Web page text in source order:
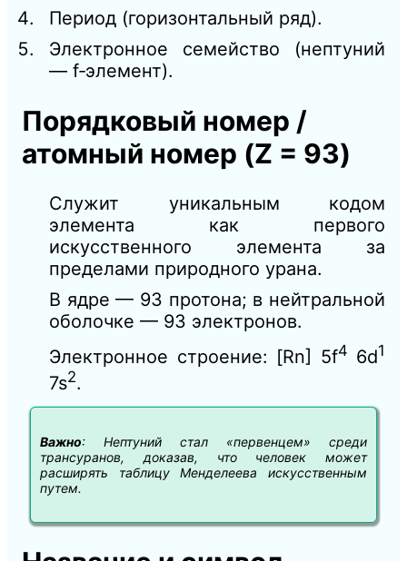
Период (горизонтальный ряд).
Электронное семейство (нептуний
— f‑элемент).
Порядковый номер /
атомный номер (Z = 93)
Служит уникальным кодом
элемента как первого
искусственного элемента за
пределами природного урана.
В ядре — 93 протона; в нейтральной
оболочке — 93 электронов.
Электронное строение: [Rn] 5f4 6d1
7s2.
Важно: Нептуний стал «первенцем» среди
трансуранов, доказав, что человек может
расширять таблицу Менделеева искусственным
путем.